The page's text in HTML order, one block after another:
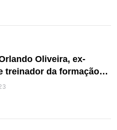
Oliveira, ex-
treinador da formação
do Feirense